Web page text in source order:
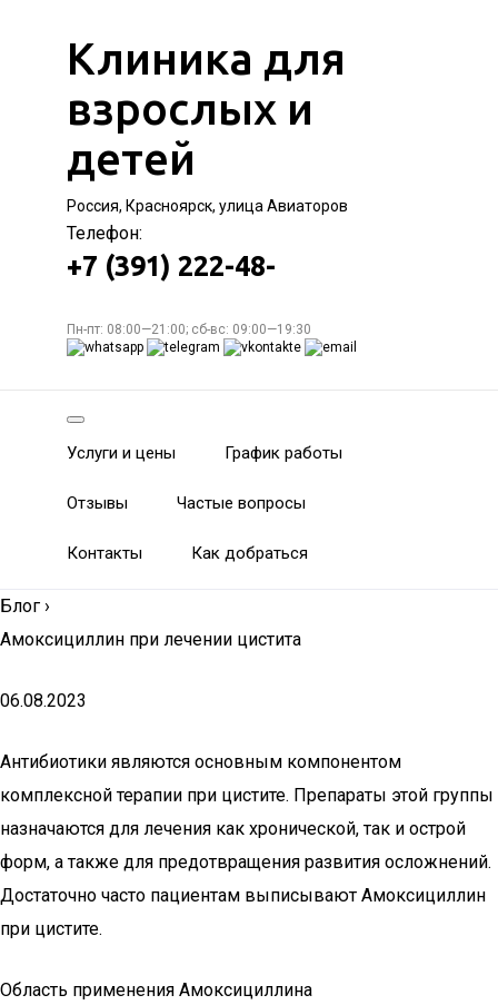
Клиника для
взрослых и
детей
Россия, Красноярск, улица Авиаторов
Телефон:
+7 (391) 222-48-
Пн-пт: 08:00—21:00; сб-вс: 09:00—19:30
Услуги и цены График работы
Отзывы Частые вопросы
Контакты Как добраться
Блог ›
Амоксициллин при лечении цистита
06.08.2023
Антибиотики являются основным компонентом
комплексной терапии при цистите. Препараты этой группы
назначаются для лечения как хронической, так и острой
форм, а также для предотвращения развития осложнений.
Достаточно часто пациентам выписывают Амоксициллин
при цистите.
Область применения Амоксициллина